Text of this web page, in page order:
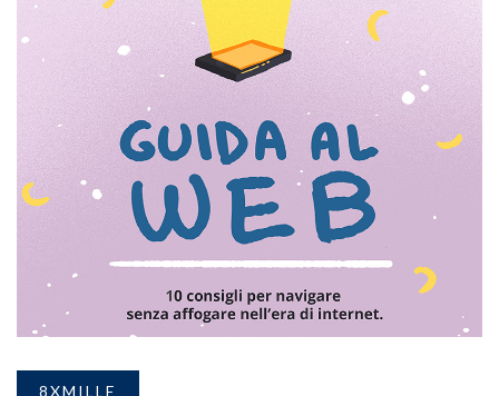
8XMILLE